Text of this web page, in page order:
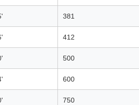
381
412
500
600
750